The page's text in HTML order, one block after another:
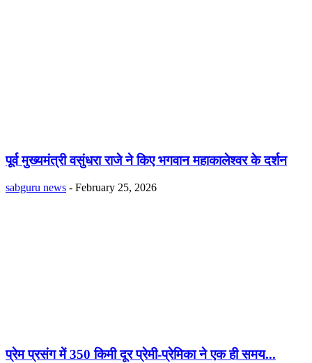
पूर्व मुख्यमंत्री वसुंधरा राजे ने किए भगवान महाकालेश्वर के दर्शन
sabguru news - February 25, 2026
प्रेम प्रसंग में 350 किमी दूर प्रेमी-प्रेमिका ने एक ही समय...